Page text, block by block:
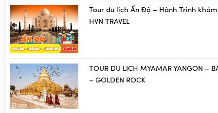
Tour du lịch Ấn Độ – Hành Trình
TOUR DU LỊCH MYAMAR YANGON –